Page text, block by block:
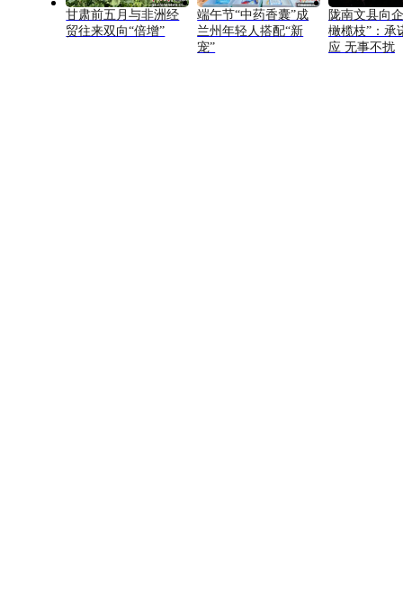
甘肃前五月与非洲经
贸往来双向“倍增”
端午节“中药香囊”成
兰州年轻人搭配“新
宠”
陇南文县向
橄榄枝”：承
应 无事不扰